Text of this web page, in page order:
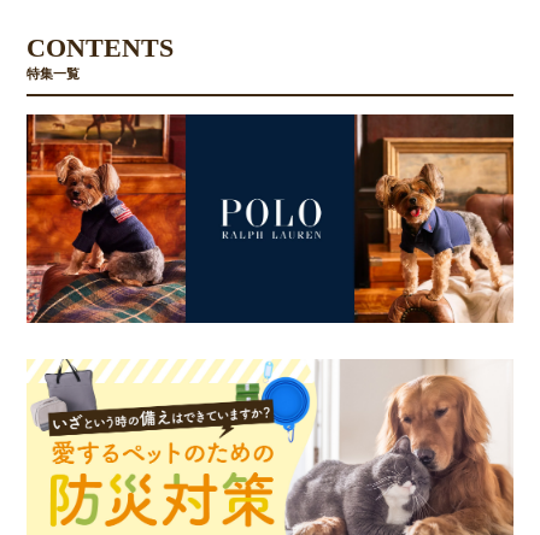
お買い物を続ける
CONTENTS
特集一覧